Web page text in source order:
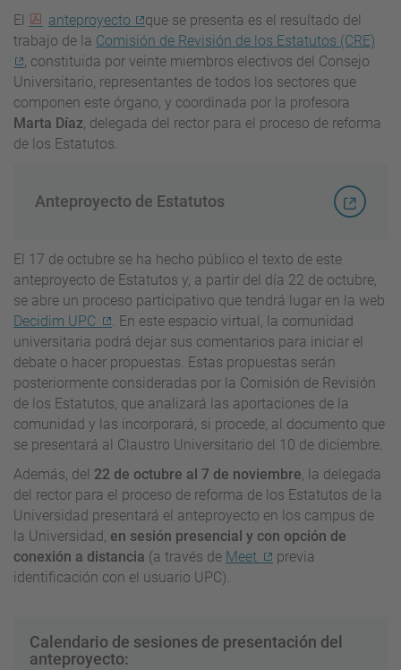
El
anteproyecto
que se presenta es el resultado del
trabajo de la Comisión de Revisión de los Estatutos (CRE)
, constituida por veinte miembros electivos del Consejo
Universitario, representantes de todos los sectores que
componen este órgano, y coordinada por la profesora
Marta Díaz, delegada del rector para el proceso de reforma
de los Estatutos.
Anteproyecto de Estatutos
El 17 de octubre se ha hecho público el texto de este
anteproyecto de Estatutos y, a partir del día 22 de octubre,
se abre un proceso participativo que tendrá lugar en la web
Decidim UPC
. En este espacio virtual, la comunidad
universitaria podrá dejar sus comentarios para iniciar el
debate o hacer propuestas. Estas propuestas serán
posteriormente consideradas por la Comisión de Revisión
de los Estatutos, que analizará las aportaciones de la
comunidad y las incorporará, si procede, al documento que
se presentará al Claustro Universitario del 10 de diciembre.
Además, del 22 de octubre al 7 de noviembre, la delegada
del rector para el proceso de reforma de los Estatutos de la
Universidad presentará el anteproyecto en los campus de
la Universidad, en sesión presencial y con opción de
conexión a distancia (a través de Meet
previa
identificación con el usuario UPC).
Calendario de sesiones de presentación del
anteproyecto: